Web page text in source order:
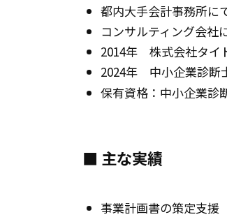
都内大手会計事務所に
コンサルティング会社
2014年 株式会社タイ
2024年 中小企業診断
保有資格：中小企業診
■ 主な実績
事業計画書の策定支援